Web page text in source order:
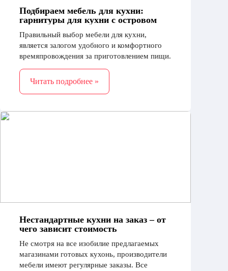
Подбираем мебель для кухни:
гарнитуры для кухни с островом
Правильный выбор мебели для кухни,
является залогом удобного и комфортного
времяпровождения за приготовлением пищи.
конфигурации
Читать подробнее »
Нестандартные кухни на заказ – от
чего зависит стоимость
Не смотря на все изобилие предлагаемых
магазинами готовых кухонь, производители
мебели имеют регулярные заказы. Все